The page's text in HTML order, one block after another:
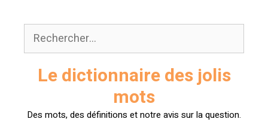
contenu
Rechercher :
Le dictionnaire des jolis
mots
Des mots, des définitions et notre avis sur la question.